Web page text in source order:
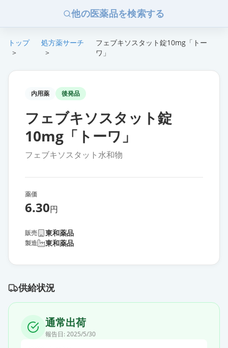
他の医薬品を検索する
トップ
>
処方薬サーチ
>
フェブキソスタット錠10mg「トー
ワ」
内用薬 後発品
フェブキソスタット錠
10mg「トーワ」
フェブキソスタット水和物
薬価
6.30円
販売 東和薬品
製造 東和薬品
供給状況
通常出荷
報告日: 2025/5/30